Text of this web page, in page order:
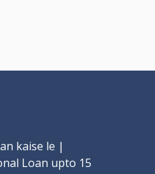
kaise le |
Loan upto 15